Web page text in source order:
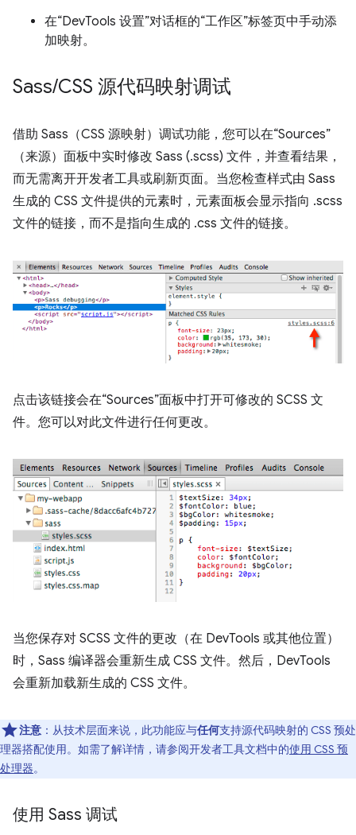
在“DevTools 设置”对话框的“工作区”标签页中手动添
加映射。
Sass/CSS 源代码映射调试
借助 Sass（CSS 源映射）调试功能，您可以在“Sources”
（来源）面板中实时修改 Sass (.scss) 文件，并查看结果，
而无需离开开发者工具或刷新页面。当您检查样式由 Sass
生成的 CSS 文件提供的元素时，元素面板会显示指向 .scss
文件的链接，而不是指向生成的 .css 文件的链接。
点击该链接会在“Sources”面板中打开可修改的 SCSS 文
件。您可以对此文件进行任何更改。
当您保存对 SCSS 文件的更改（在 DevTools 或其他位置）
时，Sass 编译器会重新生成 CSS 文件。然后，DevTools
会重新加载新生成的 CSS 文件。
注意 ：从技术层面来说，此功能应与任何支持源代码映射的 CSS 预处
理器搭配使用。如需了解详情，请参阅开发者工具文档中的使用 CSS 预
处理器。
使用 Sass 调试